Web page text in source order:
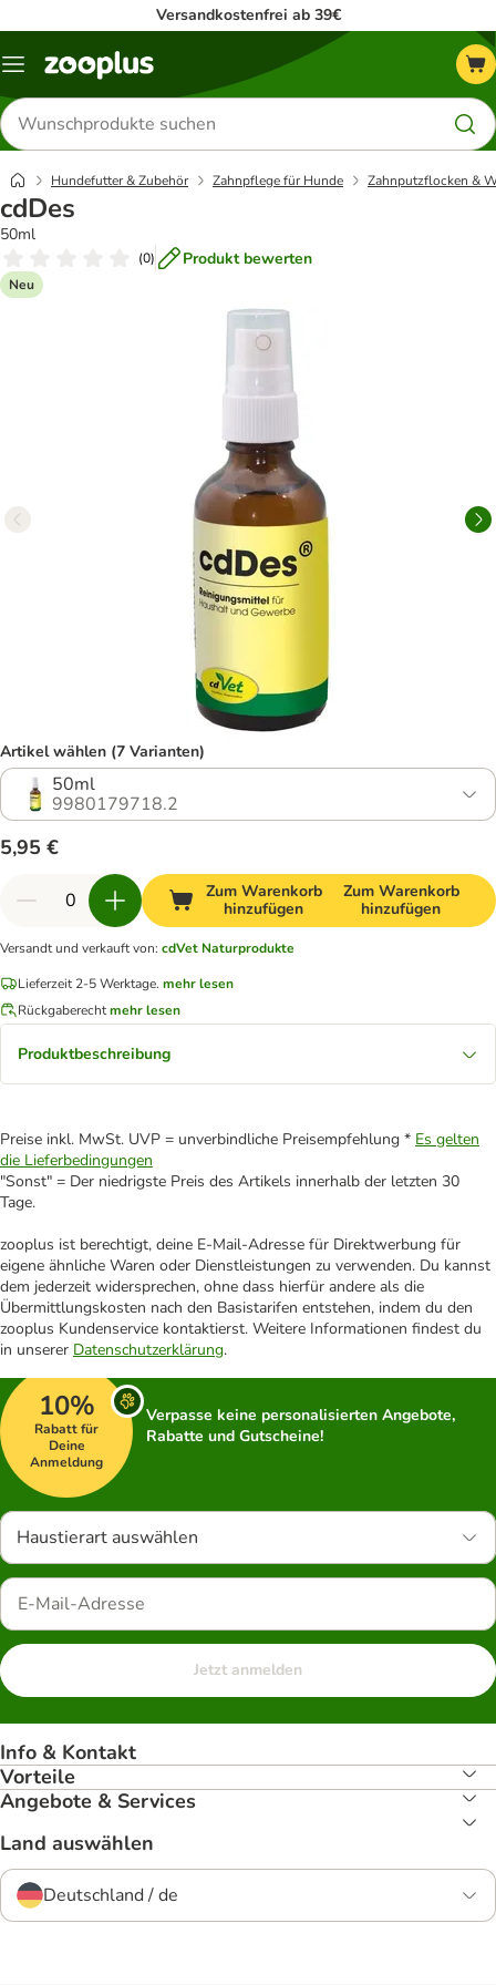
Versandkostenfrei ab 39€
Menü
Produkte
suchen
Hundefutter & Zubehör Zahnpflege für Hunde Zahnputzflocken &
cdDes
50ml
(0) Produkt bewerten
Neu
Artikel wählen (7 Varianten)
50ml
9980179718.2
5,95 €
Zum Warenkorb
hinzufügen
Zum Warenkorb
hinzufügen
Versandt und verkauft von: cdVet Naturprodukte
Lieferzeit 2-5 Werktage. mehr lesen
Rückgaberechtmehr lesen
Produktbeschreibung
Preise inkl. MwSt. UVP = unverbindliche Preisempfehlung * Es gelten
die Lieferbedingungen
"Sonst" = Der niedrigste Preis des Artikels innerhalb der letzten 30
Tage.
zooplus ist berechtigt, deine E-Mail-Adresse für Direktwerbung für
eigene ähnliche Waren oder Dienstleistungen zu verwenden. Du kannst
dem jederzeit widersprechen, ohne dass hierfür andere als die
Übermittlungskosten nach den Basistarifen entstehen, indem du den
zooplus Kundenservice kontaktierst. Weitere Informationen findest du
in unserer Datenschutzerklärung.
10%
Rabatt für
Deine
Anmeldung
Verpasse keine personalisierten Angebote,
Rabatte und Gutscheine!
Haustierart auswählen
Jetzt anmelden
Info & Kontakt
Vorteile
Angebote & Services
Land auswählen
Deutschland / de